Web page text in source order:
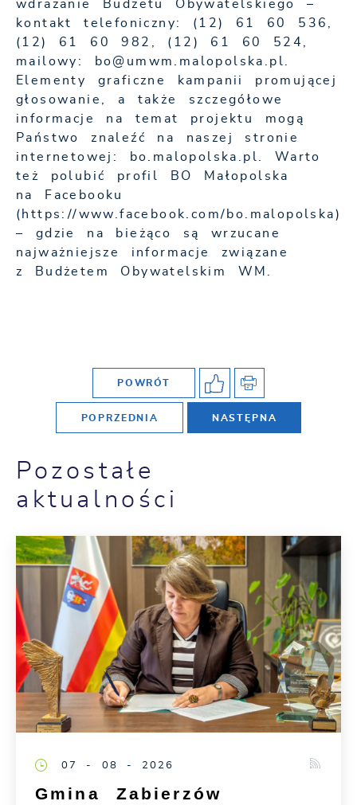
wdrażanie Budżetu Obywatelskiego –
kontakt telefoniczny: (12) 61 60 536,
(12) 61 60 982, (12) 61 60 524,
mailowy: bo@umwm.malopolska.pl.
Elementy graficzne kampanii promującej
głosowanie, a także szczegółowe
informacje na temat projektu mogą
Państwo znaleźć na naszej stronie
internetowej: bo.malopolska.pl. Warto
też polubić profil BO Małopolska
na Facebooku
(https://www.facebook.com/bo.malopolska)
– gdzie na bieżąco są wrzucane
najważniejsze informacje związane
z Budżetem Obywatelskim WM.
POWRÓT
POPRZEDNIA NASTĘPNA
Pozostałe
aktualności
07 - 08 - 2026
Gmina Zabierzów